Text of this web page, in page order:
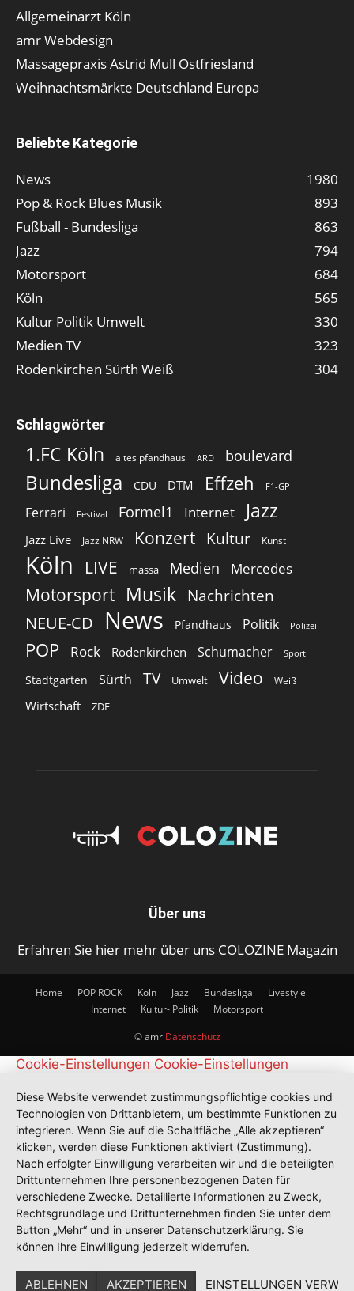
Allgemeinarzt Köln
amr Webdesign
Massagepraxis Astrid Mull Ostfriesland
Weihnachtsmärkte Deutschland Europa
Beliebte Kategorie
News
1980
Pop & Rock Blues Musik
893
Fußball - Bundesliga
863
Jazz
794
Motorsport
684
Köln
565
Kultur Politik Umwelt
330
Medien TV
323
Rodenkirchen Sürth Weiß
304
Schlagwörter
1.FC Köln altes pfandhaus ARD boulevard
Bundesliga CDU DTM Effzeh F1-GP
Ferrari Festival Formel1 Internet Jazz
Jazz Live Jazz NRW Konzert Kultur Kunst
Köln LIVE massa Medien Mercedes
Motorsport Musik Nachrichten
NEUE-CD
News Pfandhaus Politik Polizei
POP Rock Rodenkirchen Schumacher Sport
Stadtgarten Sürth TV Umwelt Video Weiß
Wirtschaft ZDF
Über uns
Erfahren Sie hier mehr über uns COLOZINE Magazin
Home POP ROCK Köln Jazz Bundesliga
Livestyle
Internet
Kultur- Politik Motorsport
© amr Datenschutz
Cookie-Einstellungen Cookie-Einstellungen
Diese Website verwendet zustimmungspflichtige cookies und
Technologien von Drittanbietern, um bestimmte Funktionen zu
integrieren. Wenn Sie auf die Schaltfläche „Alle akzeptieren“
klicken, werden diese Funktionen aktiviert (Zustimmung).
Nach erfolgter Einwilligung verarbeiten wir und die beteiligten
Drittunternehmen Ihre personenbezogenen Daten für
verschiedene Zwecke. Detaillierte Informationen zu Zweck,
Rechtsgrundlage und Drittunternehmen finden Sie unter dem
Button „Mehr“ und in unserer Datenschutzerklärung. Sie
können Ihre Einwilligung jederzeit widerrufen.
ABLEHNEN AKZEPTIEREN EINSTELLUNGEN